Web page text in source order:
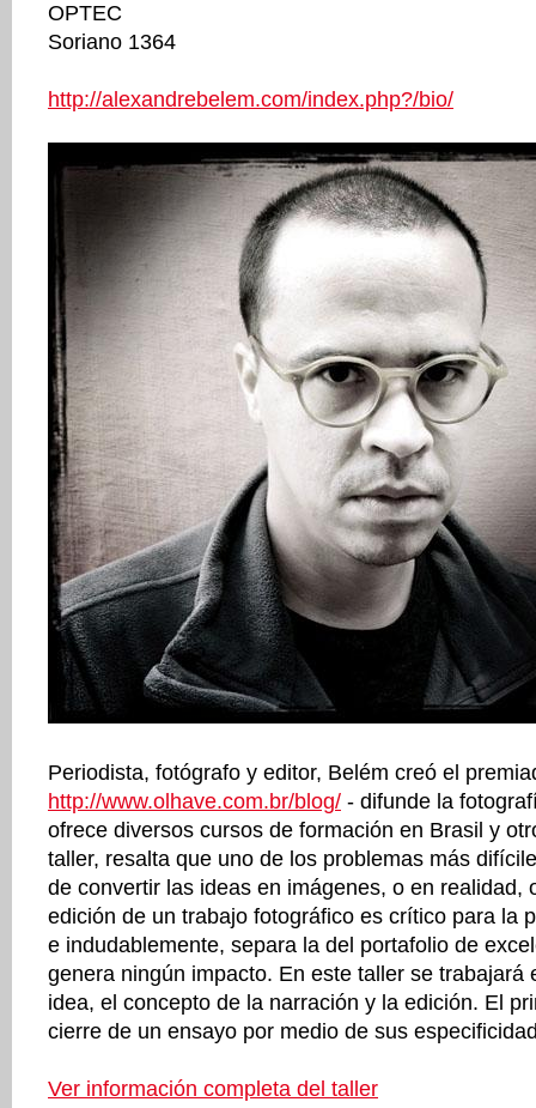
OPTEC
Soriano 1364
http://alexandrebelem.com/index.php?/bio/
Periodista, fotógrafo y editor, Belém creó el
http://www.olhave.com.br/blog/ - difunde la
ofrece diversos cursos de formación en Brasil y
taller, resalta que uno de los problemas más
de convertir las ideas en imágenes, o en realidad,
edición de un trabajo fotográfico es crítico para la
e indudablemente, separa la del portafolio de
genera ningún impacto. En este taller se trabajará
idea, el concepto de la narración y la edición. El
cierre de un ensayo por medio de sus
Ver información completa del taller